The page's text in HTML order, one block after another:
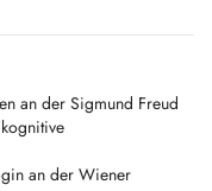
ist in
psychologische
bei psychischen
sowie
an der Sigmund Freud
an der Wiener